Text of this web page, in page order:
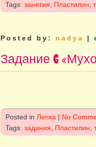
Tags: занятия Пластилин
Posted by: nadya |
Задание 6
Posted in Лепка | No
Tags: задания Пластилин